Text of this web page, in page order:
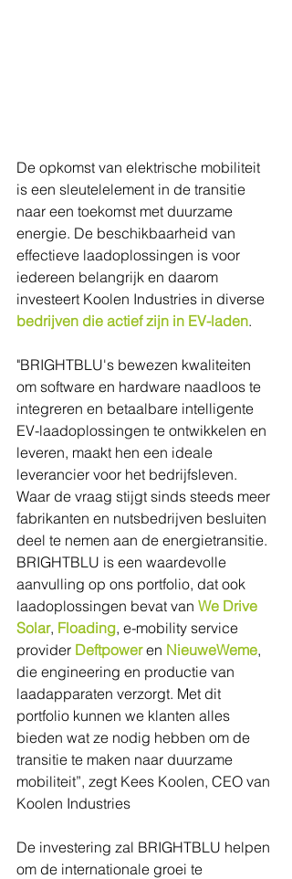
De opkomst van elektrische mobiliteit
is een sleutelelement in de transitie
naar een toekomst met duurzame
energie. De beschikbaarheid van
effectieve laadoplossingen is voor
iedereen belangrijk en daarom
investeert Koolen Industries in diverse
bedrijven die actief zijn in EV-laden.
"BRIGHTBLU's bewezen kwaliteiten
om software en hardware naadloos te
integreren en betaalbare intelligente
EV-laadoplossingen te ontwikkelen en
leveren, maakt hen een ideale
leverancier voor het bedrijfsleven.
Waar de vraag stijgt sinds steeds meer
fabrikanten en nutsbedrijven besluiten
deel te nemen aan de energietransitie.
BRIGHTBLU is een waardevolle
aanvulling op ons portfolio, dat ook
laadoplossingen bevat van We Drive
Solar, Floading, e-mobility service
provider Deftpower en NieuweWeme,
die engineering en productie van
laadapparaten verzorgt. Met dit
portfolio kunnen we klanten alles
bieden wat ze nodig hebben om de
transitie te maken naar duurzame
mobiliteit”, zegt Kees Koolen, CEO van
Koolen Industries
De investering zal BRIGHTBLU helpen
om de internationale groei te